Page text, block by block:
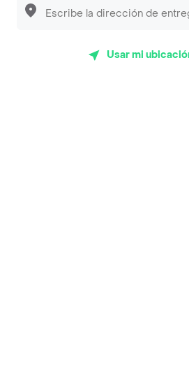
Empanaditas de Pipian - Empanadas
Usar mi